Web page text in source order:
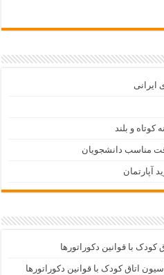
کوتاه و بلند
مناسب دانشجویان
آپارتمان
با قوانین دکوراتورها
اتاق کودک با قوانین دکوراتورها